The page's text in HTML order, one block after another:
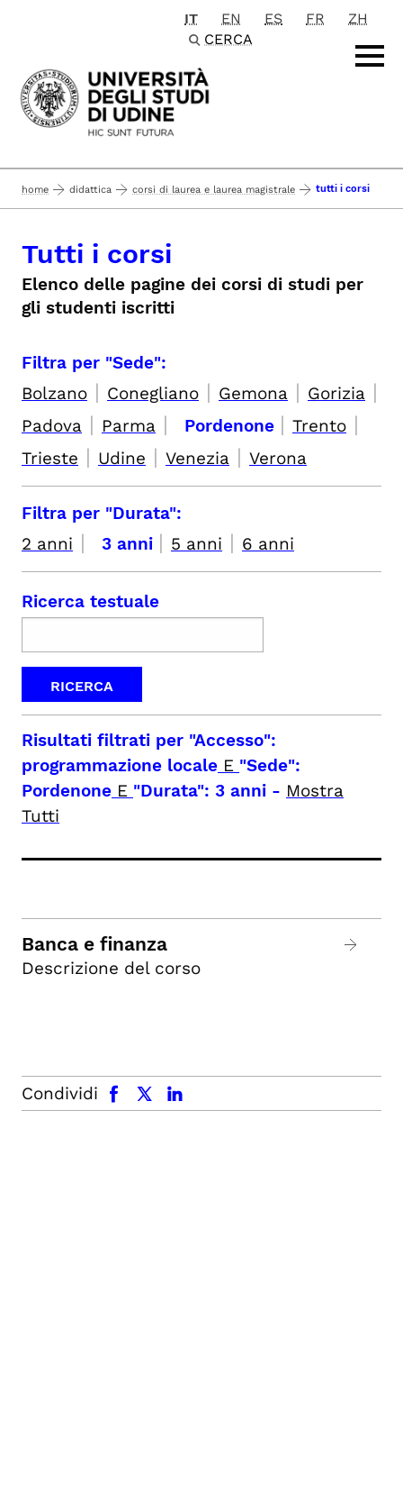
Passa al contenuto principale
IT EN ES FR
ZH
CERCA
home didattica corsi di laurea e laurea magistrale tutti i corsi
Tutti i corsi
Elenco delle pagine dei corsi di studi per
gli studenti iscritti
Filtra per "Sede":
Bolzano | Conegliano | Gemona | Gorizia |
Padova | Parma | Pordenone | Trento |
Trieste | Udine | Venezia | Verona
Filtra per "Durata":
2 anni | 3 anni | 5 anni | 6 anni
Ricerca testuale
Risultati filtrati per "Accesso":
programmazione locale E "Sede":
Pordenone E "Durata": 3 anni - Mostra
Tutti
Banca e finanza
Descrizione del corso
Condividi
facebook x.com linkedin